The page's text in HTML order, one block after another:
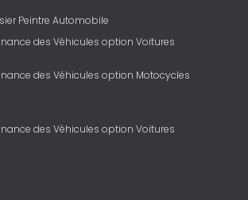
Peintre Automobile
des Véhicules option Voitures
des Véhicules option Motocycles
des Véhicules option Voitures